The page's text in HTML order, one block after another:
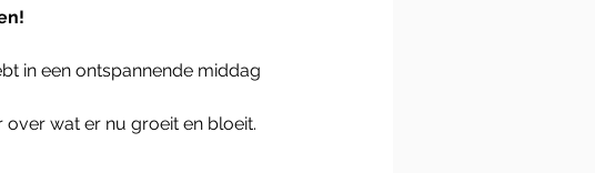
in een ontspannende middag
wat er nu groeit en bloeit.